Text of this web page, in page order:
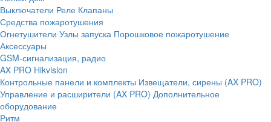
Выключатели Реле Клапаны
Средства пожаротушения
Огнетушители Узлы запуска Порошковое пожаротушение
Аксессуары
GSM-сигнализация, радио
AX PRO Hikvision
Контрольные панели и комплекты Извещатели, сирены (AX PRO)
Управление и расширители (AX PRO) Дополнительное
оборудование
Ритм